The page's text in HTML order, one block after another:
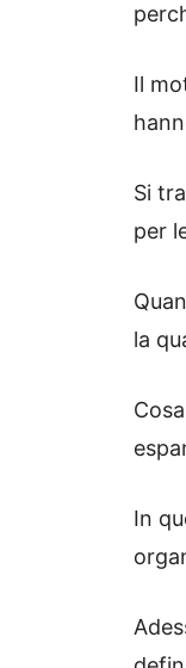
Il
Si
per
la
In